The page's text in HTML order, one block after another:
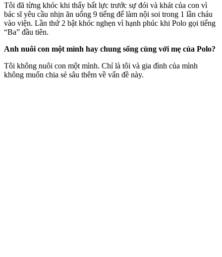
Tôi đã từng khóc khi thấy bất lực trước sự đói và khát của con vì
bác sĩ yêu cầu nhịn ăn uống 9 tiếng để làm nội soi trong 1 lần cháu
vào viện. Lần thứ 2 bật khóc nghẹn vì hạnh phúc khi Polo gọi tiếng
“Ba” đầu tiên.
Anh nuôi con một mình hay chung sống cùng với mẹ của Polo?
Tôi không nuôi con một mình. Chỉ là tôi và gia đình của mình
không muốn chia sẻ sâu thêm về vấn đề này.